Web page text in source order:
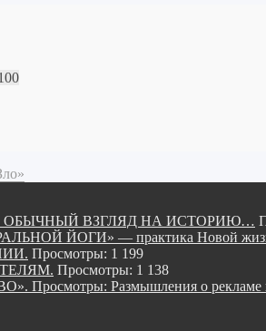
ОБЫЧНЫЙ ВЗГЛЯД НА ИСТОРИЮ…
ЙОГИ» — практика Новой
Просмотры: 1 199
Просмотры: 1 138
Просмотры: Размышления о рекламе